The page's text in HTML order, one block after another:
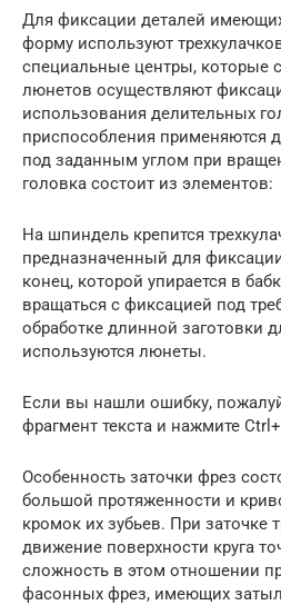
Для фиксации деталей
форму используют
специальные центры, которые
люнетов осуществляют
использования делительных
приспособления применяются
под заданным углом при
головка состоит из элементов:
На шпиндель крепится
предназначенный для
конец, которой упирается в
вращаться с фиксацией под
обработке длинной заготовки
используются люнеты.
Если вы нашли ошибку,
фрагмент текста и нажмите
Особенность заточки фрез
большой протяженности и
кромок их зубьев. При заточке
движение поверхности круга
сложность в этом отношении
фасонных фрез, имеющих